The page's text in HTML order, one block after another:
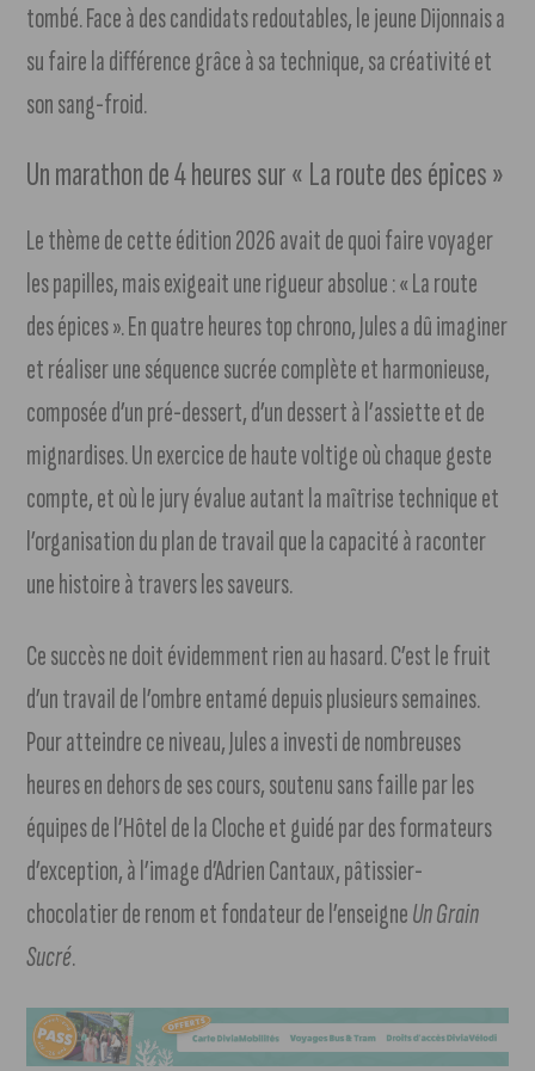
tombé. Face à des candidats redoutables, le jeune Dijonnais a
su faire la différence grâce à sa technique, sa créativité et
son sang-froid.
Un marathon de 4 heures sur « La route des épices »
Le thème de cette édition 2026 avait de quoi faire voyager
les papilles, mais exigeait une rigueur absolue : « La route
des épices ». En quatre heures top chrono, Jules a dû imaginer
et réaliser une séquence sucrée complète et harmonieuse,
composée d’un pré-dessert, d’un dessert à l’assiette et de
mignardises. Un exercice de haute voltige où chaque geste
compte, et où le jury évalue autant la maîtrise technique et
l’organisation du plan de travail que la capacité à raconter
une histoire à travers les saveurs.
Ce succès ne doit évidemment rien au hasard. C’est le fruit
d’un travail de l’ombre entamé depuis plusieurs semaines.
Pour atteindre ce niveau, Jules a investi de nombreuses
heures en dehors de ses cours, soutenu sans faille par les
équipes de l’Hôtel de la Cloche et guidé par des formateurs
d’exception, à l’image d’Adrien Cantaux, pâtissier-
chocolatier de renom et fondateur de l’enseigneUn Grain
Sucré.